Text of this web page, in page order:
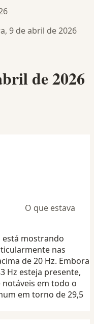
9 de abril de 2026
de 2026
O que estava
está mostrando
nas
de 20 Hz. Embora
Hz esteja presente,
em todo o
em torno de 29,5